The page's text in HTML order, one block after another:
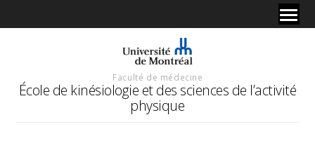
Faculté de médecine
École de kinésiologie et des sciences de l’activité
physique